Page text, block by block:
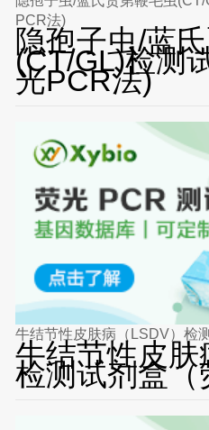
PCR法)
隐孢子虫/蓝
(CT/GL)检测
光PCR法)
牛结节性皮肤病（LSDV）检
牛结节性皮肤
检测试剂盒（